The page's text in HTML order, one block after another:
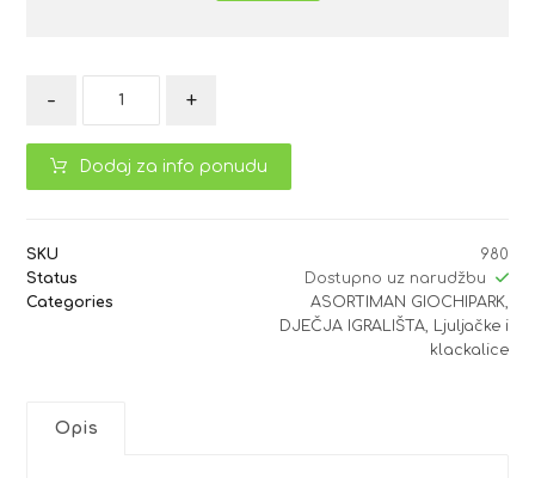
- +
Dodaj za info ponudu
SKU
980
Status
Dostupno uz narudžbu
Categories
ASORTIMAN GIOCHIPARK,
DJEČJA IGRALIŠTA, Ljuljačke i
klackalice
Opis